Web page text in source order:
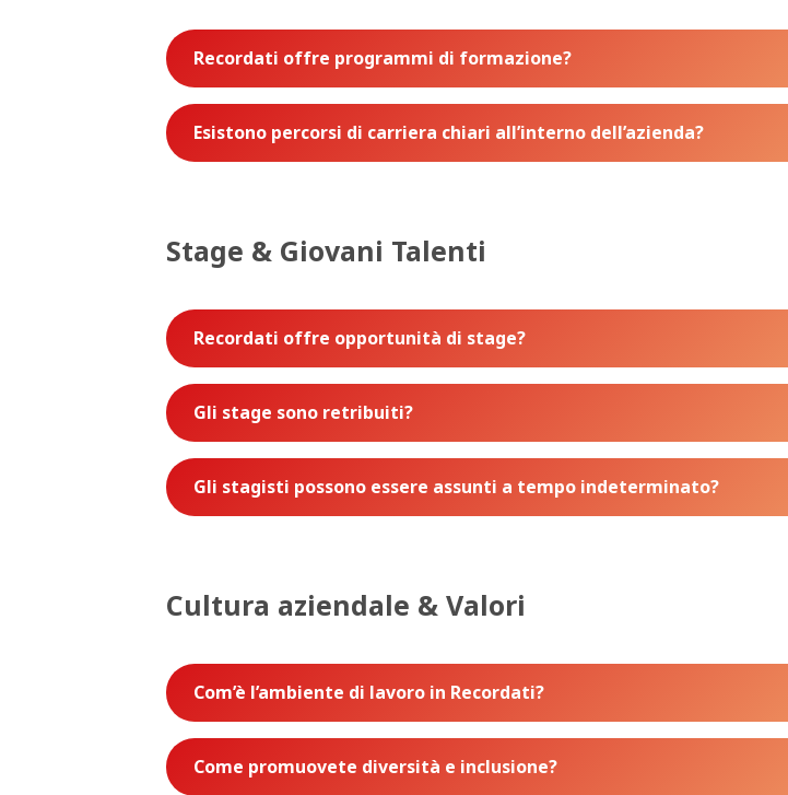
Recordati offre programmi di formazione?
Esistono percorsi di carriera chiari all’interno dell’azienda?
Stage & Giovani Talenti
Recordati offre opportunità di stage?
Gli stage sono retribuiti?
Gli stagisti possono essere assunti a tempo indeterminato?
Cultura aziendale & Valori
Com’è l’ambiente di lavoro in Recordati?
Come promuovete diversità e inclusione?